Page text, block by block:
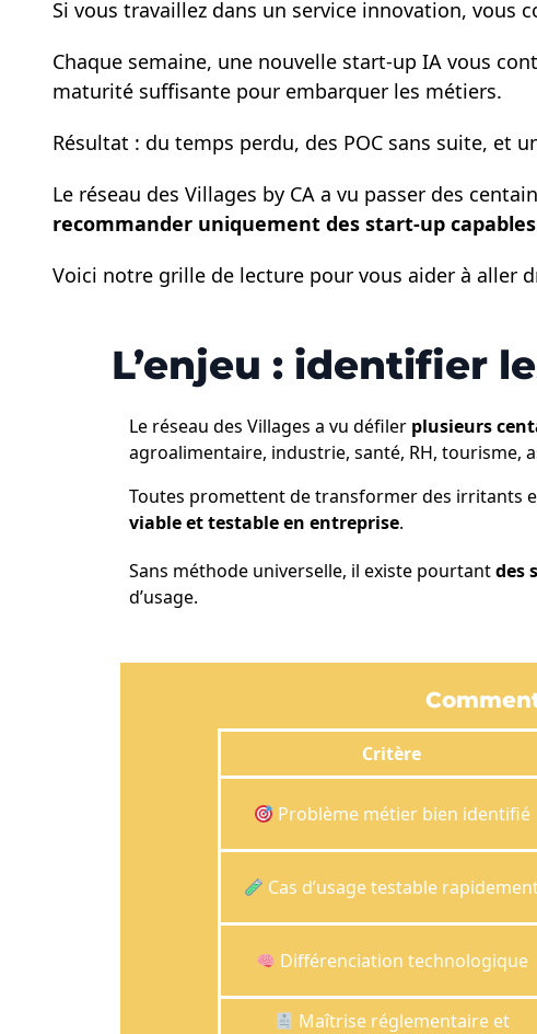
Si vous travaillez dans un service innovation, vous
Chaque semaine, une nouvelle start-up IA vous
maturité suffisante pour embarquer les métiers.
Résultat : du temps perdu, des POC sans suite, et
Le réseau des Villages by CA a vu passer des
recommander uniquement des start-up
Voici notre grille de lecture pour vous aider à aller
L’enjeu : identifier
Le réseau des Villages a vu défiler plusieurs
agroalimentaire, industrie, santé, RH, tourisme,
Toutes promettent de transformer des irritants
viable et testable en entreprise.
Sans méthode universelle, il existe pourtantdes
d’usage.
Critère
Problème métier bien identifié
Cas d’usage testable
Différenciation technologique
Maîtrise réglementaire et